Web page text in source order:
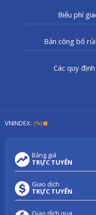
Biểu phí
Bản công bố
Các quy
VNINDEX: (%)
Bảng giá
TRỰC TUYẾN
Giao dịch
TRỰC TUYẾN
Giao dịch qua